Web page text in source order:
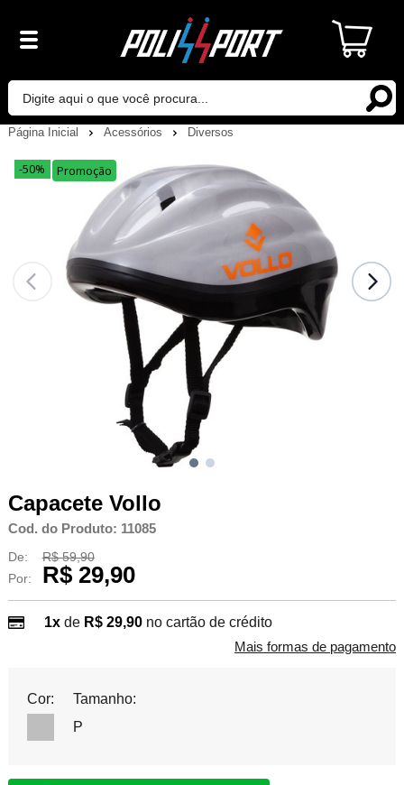
Página Inicial Acessórios Diversos
-50% Promoção
Capacete Vollo
Cod. do Produto: 11085
De:
R$ 59,90
Por:
R$ 29,90
1xde R$ 29,90 no cartão de crédito
Mais formas de pagamento
Cor:
Tamanho:
P